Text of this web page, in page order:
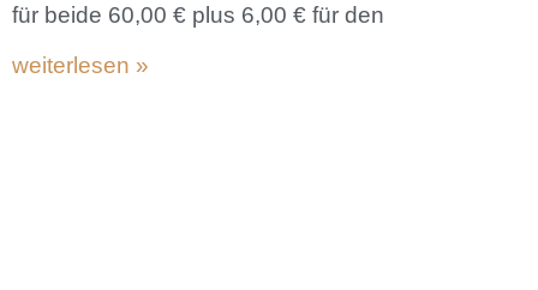
für beide 60,00 € plus 6,00 € für den
weiterlesen »